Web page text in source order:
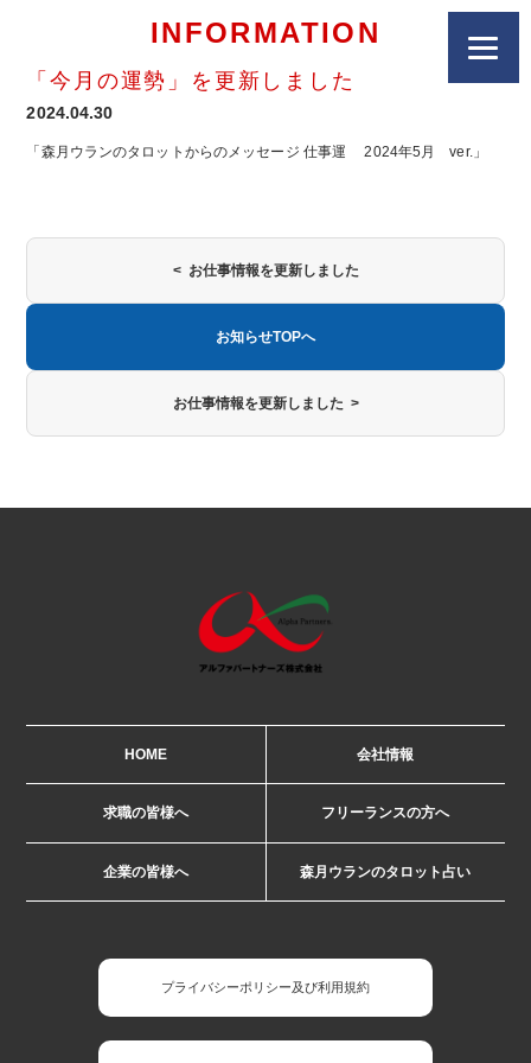
INFORMATION
「今月の運勢」を更新しました
2024.04.30
「森月ウランのタロットからのメッセージ 仕事運 2024年5月 ver.」
< お仕事情報を更新しました
お知らせTOPへ
お仕事情報を更新しました >
HOME 会社情報
求職の皆様へ フリーランスの方へ
企業の皆様へ 森月ウランのタロット占い
プライバシーポリシー及び利用規約